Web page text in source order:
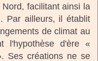
facilitant ainsi la
Par ailleurs, il établit
de climat au
l'hypothèse d'ère «
Ses créations ne se